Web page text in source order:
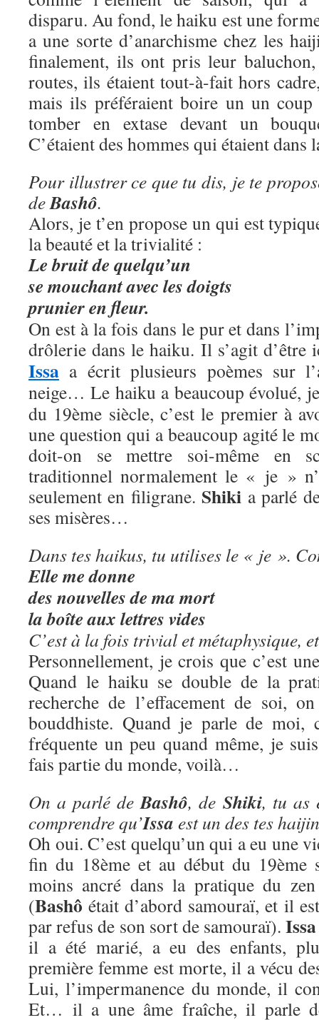
disparu. Au fond, le haiku est une
a une sorte d’anarchisme chez les
finalement, ils ont pris leur
routes, ils étaient tout-à-fait hors
mais ils préféraient boire un un coup
tomber en extase devant un
C’étaient des hommes qui étaient dans
Pour illustrer ce que tu dis, je te
deBashô.
Alors, je t’en propose un qui est
la beauté et la trivialité :
Le bruit de quelqu’un
se mouchant avec les doigts
prunier en fleur.
On est à la fois dans le pur et dans
drôlerie dans le haiku. Il s’agit d’être
Issa a écrit plusieurs poèmes sur
neige… Le haiku a beaucoup évolué,
du 19ème siècle, c’est le premier à
une question qui a beaucoup agité le
doit-on se mettre soi-même en
traditionnel normalement le « je »
seulement en filigrane. Shiki a parlé
ses misères…
Dans tes haikus, tu utilises le « je ».
Elle me donne
des nouvelles de ma mort
la boîte aux lettres vides
C’est à la fois trivial et métaphysique,
Personnellement, je crois que c’est
Quand le haiku se double de la
recherche de l’effacement de soi,
bouddhiste. Quand je parle de moi,
fréquente un peu quand même, je
fais partie du monde, voilà…
On a parlé deBashô, de Shiki, tu as
comprendre qu’Issa est un des tes
Oh oui. C’est quelqu’un qui a eu une
fin du 18ème et au début du 19ème
moins ancré dans la pratique du
(Bashô était d’abord samouraï, et il
par refus de son sort de samouraï).Issa
il a été marié, a eu des enfants,
première femme est morte, il a vécu
Lui, l’impermanence du monde, il
Et… il a une âme fraîche, il parle